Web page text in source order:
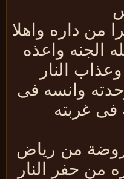
داره واهلا
واعذه
النار
وانسه فى
غربته
من رياض
حفر النار